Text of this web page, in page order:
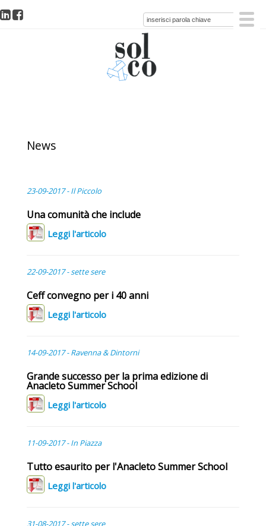
News
23-09-2017 - Il Piccolo
Una comunità che include
Leggi l'articolo
22-09-2017 - sette sere
Ceff convegno per i 40 anni
Leggi l'articolo
14-09-2017 - Ravenna & Dintorni
Grande successo per la prima edizione di
Anacleto Summer School
Leggi l'articolo
11-09-2017 - In Piazza
Tutto esaurito per l'Anacleto Summer School
Leggi l'articolo
31-08-2017 - sette sere